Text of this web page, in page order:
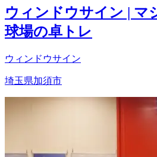
ウィンドウサイン | マ
球場の卓トレ
ウィンドウサイン
埼玉県加須市